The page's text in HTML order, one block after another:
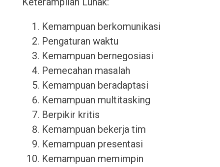
Kemampuan berkomunikasi
Pengaturan waktu
Kemampuan bernegosiasi
Pemecahan masalah
Kemampuan beradaptasi
Kemampuan multitasking
Berpikir kritis
Kemampuan bekerja tim
Kemampuan presentasi
Kemampuan memimpin